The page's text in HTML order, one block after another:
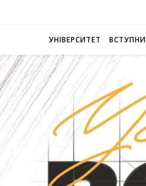
УНІВЕРСИТЕТ